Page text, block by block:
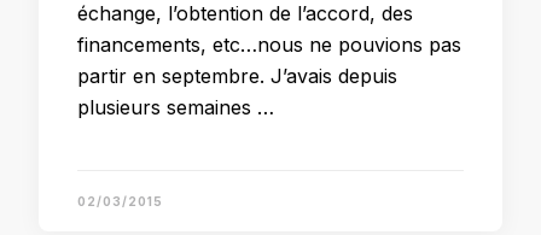
échange, l’obtention de l’accord, des
financements, etc…nous ne pouvions pas
partir en septembre. J’avais depuis
plusieurs semaines …
02/03/2015